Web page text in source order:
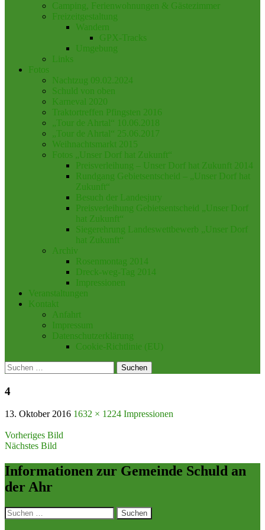
Camping, Ferienwohnungen & Gästezimmer
Freizeitgestaltung
Wandern
GPX-Tracks
Umgebung
Links
Fotos
Nachtzug 09.02.2024
Schuld von oben
Karneval 2020
Traktortreffen Pfingsten 2016
„Tour de Ahrtal“ 10.06.2018
„Tour de Ahrtal“ 25.06.2017
Weihnachtsmarkt 2015
Fotos „Unser Dorf hat Zukunft“
Preisverleihung – Unser Dorf hat Zukunft 2014
Rundgang Gebietsentscheid – „Unser Dorf hat
Zukunft“
Besuch der Landesjury
Preisverleihung Gebietsentscheid „Unser Dorf
hat Zukunft“
Siegerehrung Landeswettbewerb „Unser Dorf
hat Zukunft“
Archiv
Rosenmontag 2014
Dreck-weg-Tag 2014
Impressionen
Veranstaltungen
Kontakt
Anfahrt
Impressum
Datenschutzerklärung
Cookie-Richtlinie (EU)
Suchen
nach:
4
13. Oktober 2016 1632 × 1224 Impressionen
Vorheriges Bild
Nächstes Bild
Informationen zur Gemeinde Schuld an
der Ahr
Suchen
nach: